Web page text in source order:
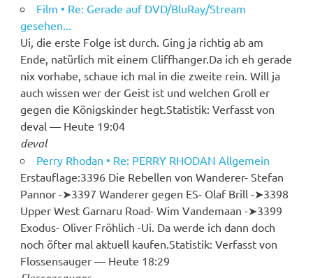
Film • Re: Gerade auf DVD/BluRay/Stream
gesehen...
Ui, die erste Folge ist durch. Ging ja richtig ab am
Ende, natürlich mit einem Cliffhanger.Da ich eh gerade
nix vorhabe, schaue ich mal in die zweite rein. Will ja
auch wissen wer der Geist ist und welchen Groll er
gegen die Königskinder hegt.Statistik: Verfasst von
deval — Heute 19:04
deval
Perry Rhodan • Re: PERRY RHODAN Allgemein
Erstauflage:3396 Die Rebellen von Wanderer- Stefan
Pannor -➤︎3397 Wanderer gegen ES- Olaf Brill -➤︎3398
Upper West Garnaru Road- Wim Vandemaan -➤︎3399
Exodus- Oliver Fröhlich -Ui. Da werde ich dann doch
noch öfter mal aktuell kaufen.Statistik: Verfasst von
Flossensauger — Heute 18:29